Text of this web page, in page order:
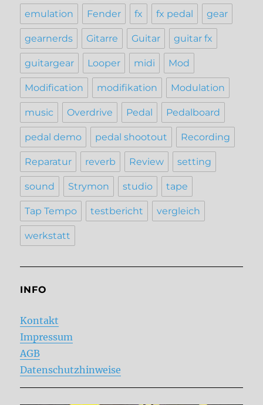
emulation Fender fx fx pedal gear
gearnerds Gitarre Guitar guitar fx
guitargear Looper midi Mod
Modification modifikation Modulation
music Overdrive Pedal Pedalboard
pedal demo pedal shootout Recording
Reparatur reverb Review setting
sound Strymon studio tape
Tap Tempo testbericht vergleich
werkstatt
INFO
Kontakt
Impressum
AGB
Datenschutzhinweise